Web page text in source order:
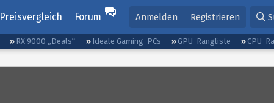
Preisvergleich Forum Anmelden Registrieren
RX 9000 „Deals“ Ideale Gaming-PCs GPU-Rangliste
CPU-